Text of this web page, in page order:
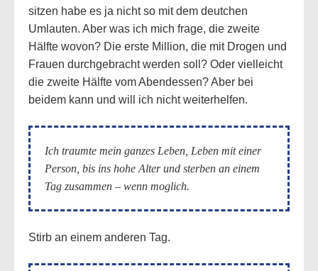
sitzen habe es ja nicht so mit dem deutchen
Umlauten. Aber was ich mich frage, die zweite
Hälfte wovon? Die erste Million, die mit Drogen und
Frauen durchgebracht werden soll? Oder vielleicht
die zweite Hälfte vom Abendessen? Aber bei
beidem kann und will ich nicht weiterhelfen.
Ich traumte mein ganzes Leben, Leben mit einer
Person, bis ins hohe Alter und sterben an einem
Tag zusammen – wenn moglich.
Stirb an einem anderen Tag.